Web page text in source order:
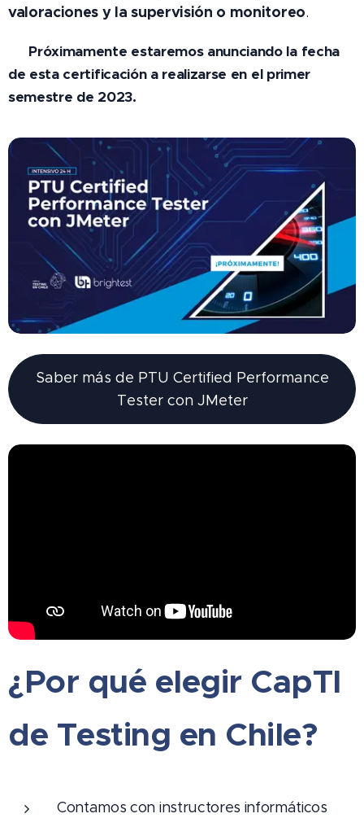
valoraciones y la supervisión o monitoreo.
👉 Próximamente estaremos anunciando la fecha
de esta certificación a realizarse en el primer
semestre de 2023.
Saber más de PTU Certified Performance
Tester con JMeter
¿Por qué elegir CapTI
de Testing en Chile?
Contamos con instructores informáticos